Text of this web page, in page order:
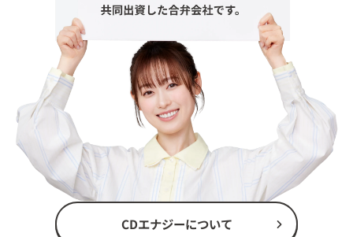
CDエナジーについて